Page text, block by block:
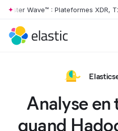
Skip to main content
Wave™ : Plateformes XDR,
Analyse en
quand